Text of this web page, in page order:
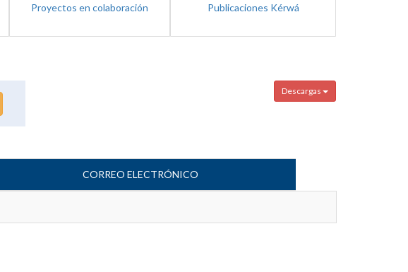
Proyectos en colaboración Publicaciones Kérwá
Descargas
CORREO ELECTRÓNICO